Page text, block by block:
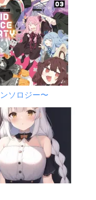
ソロジー〜